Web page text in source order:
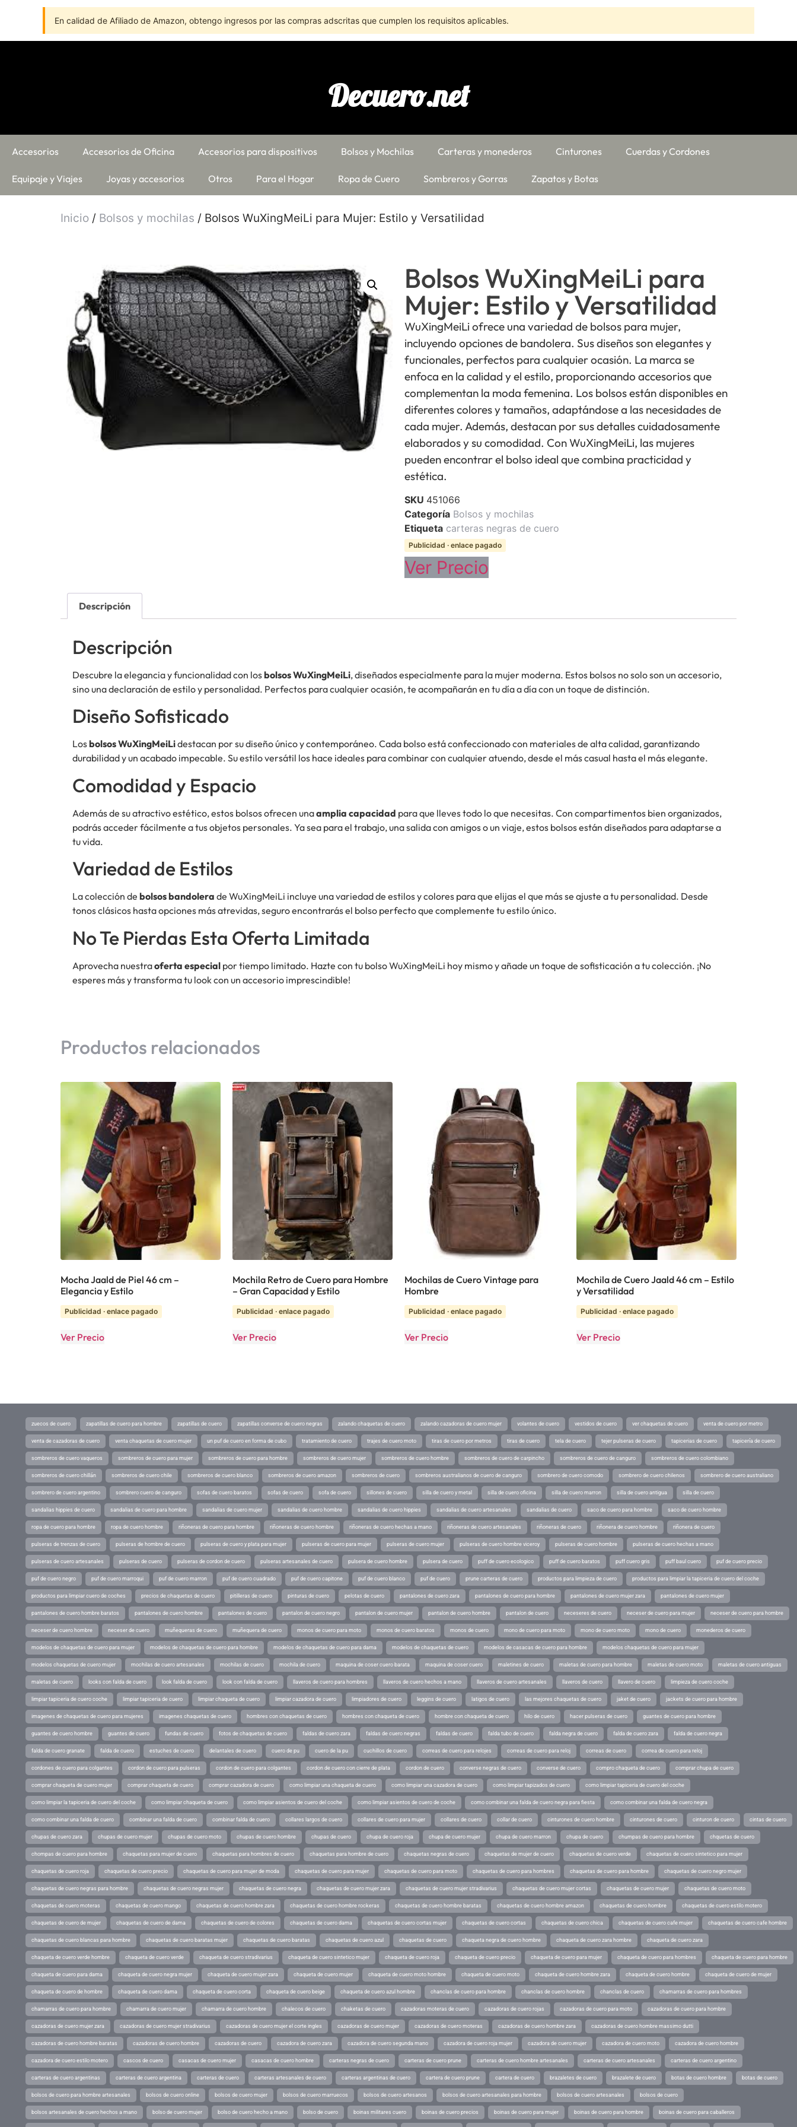
En calidad de Afiliado de Amazon, obtengo ingresos por las compras adscritas que cumplen los requisitos aplicables.
Decuero.net
Accesorios Accesorios de Oficina Accesorios para dispositivos Bolsos y Mochilas Carteras y monederos Cinturones Cuerdas y Cordones
Equipaje y Viajes Joyas y accesorios Otros Para el Hogar Ropa de Cuero Sombreros y Gorras Zapatos y Botas
Inicio / Bolsos y mochilas / Bolsos WuXingMeiLi para Mujer: Estilo y Versatilidad
Bolsos WuXingMeiLi para
Mujer: Estilo y Versatilidad
WuXingMeiLi ofrece una variedad de bolsos para mujer,
incluyendo opciones de bandolera. Sus diseños son elegantes y
funcionales, perfectos para cualquier ocasión. La marca se
enfoca en la calidad y el estilo, proporcionando accesorios que
complementan la moda femenina. Los bolsos están disponibles en
diferentes colores y tamaños, adaptándose a las necesidades de
cada mujer. Además, destacan por sus detalles cuidadosamente
elaborados y su comodidad. Con WuXingMeiLi, las mujeres
pueden encontrar el bolso ideal que combina practicidad y
estética.
SKU 451066
Categoría Bolsos y mochilas
Etiqueta carteras negras de cuero
Publicidad · enlace pagado
Ver Precio
Descripción
Descripción
Descubre la elegancia y funcionalidad con losbolsos WuXingMeiLi, diseñados especialmente para la mujer moderna. Estos bolsos no solo son un accesorio,
sino una declaración de estilo y personalidad. Perfectos para cualquier ocasión, te acompañarán en tu día a día con un toque de distinción.
Diseño Sofisticado
Losbolsos WuXingMeiLidestacan por su diseño único y contemporáneo. Cada bolso está confeccionado con materiales de alta calidad, garantizando
durabilidad y un acabado impecable. Su estilo versátil los hace ideales para combinar con cualquier atuendo, desde el más casual hasta el más elegante.
Comodidad y Espacio
Además de su atractivo estético, estos bolsos ofrecen unaamplia capacidad para que lleves todo lo que necesitas. Con compartimentos bien organizados,
podrás acceder fácilmente a tus objetos personales. Ya sea para el trabajo, una salida con amigos o un viaje, estos bolsos están diseñados para adaptarse a
tu vida.
Variedad de Estilos
La colección de bolsos bandolera de WuXingMeiLi incluye una variedad de estilos y colores para que elijas el que más se ajuste a tu personalidad. Desde
tonos clásicos hasta opciones más atrevidas, seguro encontrarás el bolso perfecto que complemente tu estilo único.
No Te Pierdas Esta Oferta Limitada
Aprovecha nuestraoferta especial por tiempo limitado. Hazte con tu bolso WuXingMeiLi hoy mismo y añade un toque de sofisticación a tu colección. ¡No
esperes más y transforma tu look con un accesorio imprescindible!
Productos relacionados
Mocha Jaald de Piel 46 cm –
Elegancia y Estilo
Publicidad · enlace pagado
Ver Precio
Mochila Retro de Cuero para Hombre
– Gran Capacidad y Estilo
Publicidad · enlace pagado
Ver Precio
Mochilas de Cuero Vintage para
Hombre
Publicidad · enlace pagado
Ver Precio
Mochila de Cuero Jaald 46 cm – Estilo
y Versatilidad
Publicidad · enlace pagado
Ver Precio
zuecos de cuero zapatillas de cuero para hombre zapatillas de cuero zapatillas converse de cuero negras zalando chaquetas de cuero zalando cazadoras de cuero mujer volantes de cuero vestidos de cuero ver chaquetas de cuero venta de cuero por metro
venta de cazadoras de cuero venta chaquetas de cuero mujer un puf de cuero en forma de cubo tratamiento de cuero trajes de cuero moto tiras de cuero por metros tiras de cuero tela de cuero tejer pulseras de cuero tapicerias de cuero tapicería de cuero
sombreros de cuero vaqueros sombreros de cuero para mujer sombreros de cuero para hombre sombreros de cuero mujer sombreros de cuero hombre sombreros de cuero de carpincho sombreros de cuero de canguro sombreros de cuero colombiano
sombreros de cuero chillán sombreros de cuero chile sombreros de cuero blanco sombreros de cuero amazon sombreros de cuero sombreros australianos de cuero de canguro sombrero de cuero comodo sombrero de cuero chilenos sombrero de cuero australiano
sombrero de cuero argentino sombrero cuero de canguro sofas de cuero baratos sofas de cuero sofa de cuero sillones de cuero silla de cuero y metal silla de cuero oficina silla de cuero marron silla de cuero antigua silla de cuero
sandalias hippies de cuero sandalias de cuero para hombre sandalias de cuero mujer sandalias de cuero hombre sandalias de cuero hippies sandalias de cuero artesanales sandalias de cuero saco de cuero para hombre saco de cuero hombre
ropa de cuero para hombre ropa de cuero hombre riñoneras de cuero para hombre riñoneras de cuero hombre riñoneras de cuero hechas a mano riñoneras de cuero artesanales riñoneras de cuero riñonera de cuero hombre riñonera de cuero
pulseras de trenzas de cuero pulseras de hombre de cuero pulseras de cuero y plata para mujer pulseras de cuero para mujer pulseras de cuero mujer pulseras de cuero hombre viceroy pulseras de cuero hombre pulseras de cuero hechas a mano
pulseras de cuero artesanales pulseras de cuero pulseras de cordon de cuero pulseras artesanales de cuero pulsera de cuero hombre pulsera de cuero puff de cuero ecologico puff de cuero baratos puff cuero gris puff baul cuero puf de cuero precio
puf de cuero negro puf de cuero marroqui puf de cuero marron puf de cuero cuadrado puf de cuero capitone puf de cuero blanco puf de cuero prune carteras de cuero productos para limpieza de cuero productos para limpiar la tapiceria de cuero del coche
productos para limpiar cuero de coches precios de chaquetas de cuero pitilleras de cuero pinturas de cuero pelotas de cuero pantalones de cuero zara pantalones de cuero para hombre pantalones de cuero mujer zara pantalones de cuero mujer
pantalones de cuero hombre baratos pantalones de cuero hombre pantalones de cuero pantalon de cuero negro pantalon de cuero mujer pantalon de cuero hombre pantalon de cuero neceseres de cuero neceser de cuero para mujer neceser de cuero para hombre
neceser de cuero hombre neceser de cuero muñequeras de cuero muñequera de cuero monos de cuero para moto monos de cuero baratos monos de cuero mono de cuero para moto mono de cuero moto mono de cuero monederos de cuero
modelos de chaquetas de cuero para mujer modelos de chaquetas de cuero para hombre modelos de chaquetas de cuero para dama modelos de chaquetas de cuero modelos de casacas de cuero para hombre modelos chaquetas de cuero para mujer
modelos chaquetas de cuero mujer mochilas de cuero artesanales mochilas de cuero mochila de cuero maquina de coser cuero barata maquina de coser cuero maletines de cuero maletas de cuero para hombre maletas de cuero moto maletas de cuero antiguas
maletas de cuero looks con falda de cuero look falda de cuero look con falda de cuero llaveros de cuero para hombres llaveros de cuero hechos a mano llaveros de cuero artesanales llaveros de cuero llavero de cuero limpieza de cuero coche
limpiar tapiceria de cuero coche limpiar tapiceria de cuero limpiar chaqueta de cuero limpiar cazadora de cuero limpiadores de cuero leggins de cuero latigos de cuero las mejores chaquetas de cuero jaket de cuero jackets de cuero para hombre
imagenes de chaquetas de cuero para mujeres imagenes chaquetas de cuero hombres con chaquetas de cuero hombres con chaqueta de cuero hombre con chaqueta de cuero hilo de cuero hacer pulseras de cuero guantes de cuero para hombre
guantes de cuero hombre guantes de cuero fundas de cuero fotos de chaquetas de cuero faldas de cuero zara faldas de cuero negras faldas de cuero falda tubo de cuero falda negra de cuero falda de cuero zara falda de cuero negra
falda de cuero granate falda de cuero estuches de cuero delantales de cuero cuero de pu cuero de la pu cuchillos de cuero correas de cuero para relojes correas de cuero para reloj correas de cuero correa de cuero para reloj
cordones de cuero para colgantes cordon de cuero para pulseras cordon de cuero para colgantes cordon de cuero con cierre de plata cordon de cuero converse negras de cuero converse de cuero compro chaqueta de cuero comprar chupa de cuero
comprar chaqueta de cuero mujer comprar chaqueta de cuero comprar cazadora de cuero como limpiar una chaqueta de cuero como limpiar una cazadora de cuero como limpiar tapizados de cuero como limpiar tapiceria de cuero del coche
como limpiar la tapiceria de cuero del coche como limpiar chaqueta de cuero como limpiar asientos de cuero del coche como limpiar asientos de cuero de coche como combinar una falda de cuero negra para fiesta como combinar una falda de cuero negra
como combinar una falda de cuero combinar una falda de cuero combinar falda de cuero collares largos de cuero collares de cuero para mujer collares de cuero collar de cuero cinturones de cuero hombre cinturones de cuero cinturon de cuero cintas de cuero
chupas de cuero zara chupas de cuero mujer chupas de cuero moto chupas de cuero hombre chupas de cuero chupa de cuero roja chupa de cuero mujer chupa de cuero marron chupa de cuero chumpas de cuero para hombre chquetas de cuero
chompas de cuero para hombre chaquetas para mujer de cuero chaquetas para hombres de cuero chaquetas para hombre de cuero chaquetas negras de cuero chaquetas de mujer de cuero chaquetas de cuero verde chaquetas de cuero sintetico para mujer
chaquetas de cuero roja chaquetas de cuero precio chaquetas de cuero para mujer de moda chaquetas de cuero para mujer chaquetas de cuero para moto chaquetas de cuero para hombres chaquetas de cuero para hombre chaquetas de cuero negro mujer
chaquetas de cuero negras para hombre chaquetas de cuero negras mujer chaquetas de cuero negra chaquetas de cuero mujer zara chaquetas de cuero mujer stradivarius chaquetas de cuero mujer cortas chaquetas de cuero mujer chaquetas de cuero moto
chaquetas de cuero moteras chaquetas de cuero mango chaquetas de cuero hombre zara chaquetas de cuero hombre rockeras chaquetas de cuero hombre baratas chaquetas de cuero hombre amazon chaquetas de cuero hombre chaquetas de cuero estilo motero
chaquetas de cuero de mujer chaquetas de cuero de dama chaquetas de cuero de colores chaquetas de cuero dama chaquetas de cuero cortas mujer chaquetas de cuero cortas chaquetas de cuero chica chaquetas de cuero cafe mujer chaquetas de cuero cafe hombre
chaquetas de cuero blancas para hombre chaquetas de cuero baratas mujer chaquetas de cuero baratas chaquetas de cuero azul chaquetas de cuero chaqueta negra de cuero hombre chaqueta de cuero zara hombre chaqueta de cuero zara
chaqueta de cuero verde hombre chaqueta de cuero verde chaqueta de cuero stradivarius chaqueta de cuero sintetico mujer chaqueta de cuero roja chaqueta de cuero precio chaqueta de cuero para mujer chaqueta de cuero para hombres chaqueta de cuero para hombre
chaqueta de cuero para dama chaqueta de cuero negra mujer chaqueta de cuero mujer zara chaqueta de cuero mujer chaqueta de cuero moto hombre chaqueta de cuero moto chaqueta de cuero hombre zara chaqueta de cuero hombre chaqueta de cuero de mujer
chaqueta de cuero de hombre chaqueta de cuero dama chaqueta de cuero corta chaqueta de cuero beige chaqueta de cuero azul hombre chanclas de cuero para hombre chanclas de cuero hombre chanclas de cuero chamarras de cuero para hombres
chamarras de cuero para hombre chamarra de cuero mujer chamarra de cuero hombre chalecos de cuero chaketas de cuero cazadoras moteras de cuero cazadoras de cuero rojas cazadoras de cuero para moto cazadoras de cuero para hombre
cazadoras de cuero mujer zara cazadoras de cuero mujer stradivarius cazadoras de cuero mujer el corte ingles cazadoras de cuero mujer cazadoras de cuero moteras cazadoras de cuero hombre zara cazadoras de cuero hombre massimo dutti
cazadoras de cuero hombre baratas cazadoras de cuero hombre cazadoras de cuero cazadora de cuero zara cazadora de cuero segunda mano cazadora de cuero roja mujer cazadora de cuero mujer cazadora de cuero moto cazadora de cuero hombre
cazadora de cuero estilo motero cascos de cuero casacas de cuero mujer casacas de cuero hombre carteras negras de cuero carteras de cuero prune carteras de cuero hombre artesanales carteras de cuero artesanales carteras de cuero argentino
carteras de cuero argentinas carteras de cuero argentina carteras de cuero carteras artesanales de cuero carteras argentinas de cuero cartera de cuero prune cartera de cuero brazaletes de cuero brazalete de cuero botas de cuero hombre botas de cuero
bolsos de cuero para hombre artesanales bolsos de cuero online bolsos de cuero mujer bolsos de cuero marruecos bolsos de cuero artesanos bolsos de cuero artesanales para hombre bolsos de cuero artesanales bolsos de cuero
bolsos artesanales de cuero hechos a mano bolso de cuero mujer bolso de cuero hecho a mano bolso de cuero boinas militares cuero boinas de cuero precios boinas de cuero para mujer boinas de cuero para hombre boinas de cuero para caballeros